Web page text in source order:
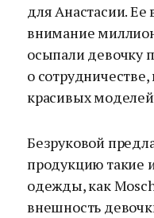
для Анастасии.
внимание
осыпали девочку
о
красивых
Безруковой
продукцию такие
одежды, как
внешность